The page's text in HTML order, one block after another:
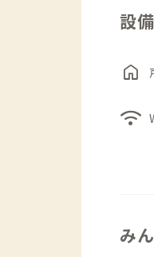
なが
し、
の
設
home
wifi
み